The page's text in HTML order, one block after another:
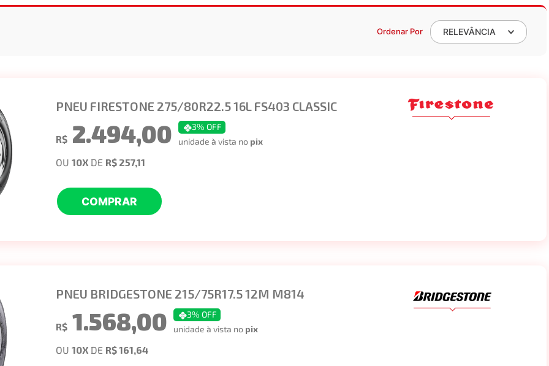
Ordenar Por RELEVÂNCIA
PNEU FIRESTONE 275/80R22.5 16L FS403 CLASSIC
R$ 2.494,00 3% OFF
unidade à vista no pix
OU 10X DE R$ 257,11
COMPRAR
PNEU BRIDGESTONE 215/75R17.5 12M M814
R$ 1.568,00 3% OFF
unidade à vista no pix
OU 10X DE R$ 161,64